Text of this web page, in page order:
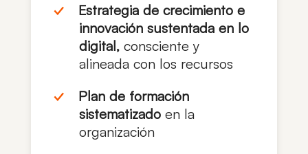
Estrategia de crecimiento e
innovación sustentada en lo
digital, consciente y
alineada con los recursos
Plan de formación
sistematizado en la
organización